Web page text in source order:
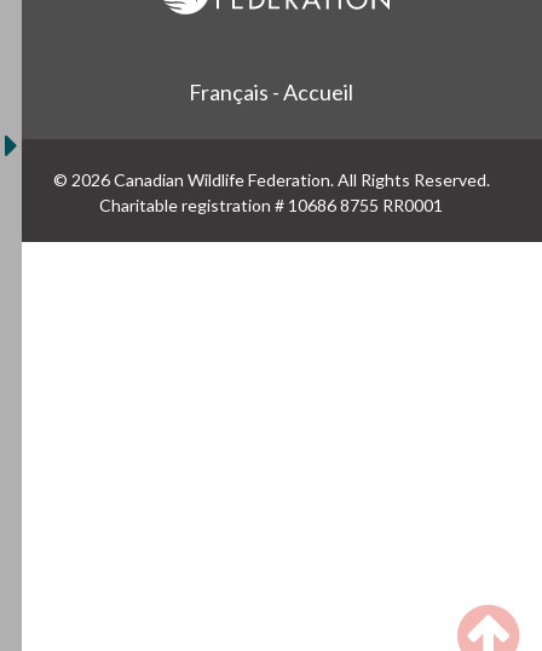
Français - Accueil
© 2026 Canadian Wildlife Federation. All Rights Reserved.
Charitable registration # 10686 8755 RR0001